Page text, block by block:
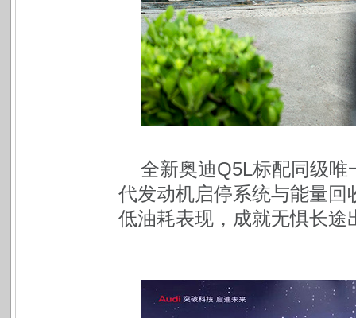
全新奥迪Q5L标配同级
代发动机启停系统与能量
低油耗表现，成就无惧长途